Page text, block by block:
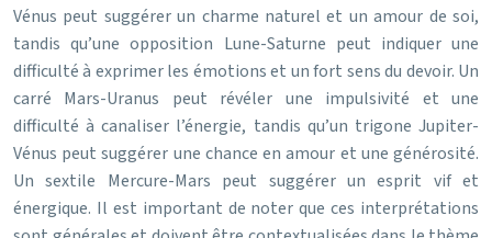
Vénus peut suggérer un charme naturel et un amour de soi,
tandis qu’une opposition Lune-Saturne peut indiquer une
difficulté à exprimer les émotions et un fort sens du devoir. Un
carré Mars-Uranus peut révéler une impulsivité et une
difficulté à canaliser l’énergie, tandis qu’un trigone Jupiter-
Vénus peut suggérer une chance en amour et une générosité.
Un sextile Mercure-Mars peut suggérer un esprit vif et
énergique. Il est important de noter que ces interprétations